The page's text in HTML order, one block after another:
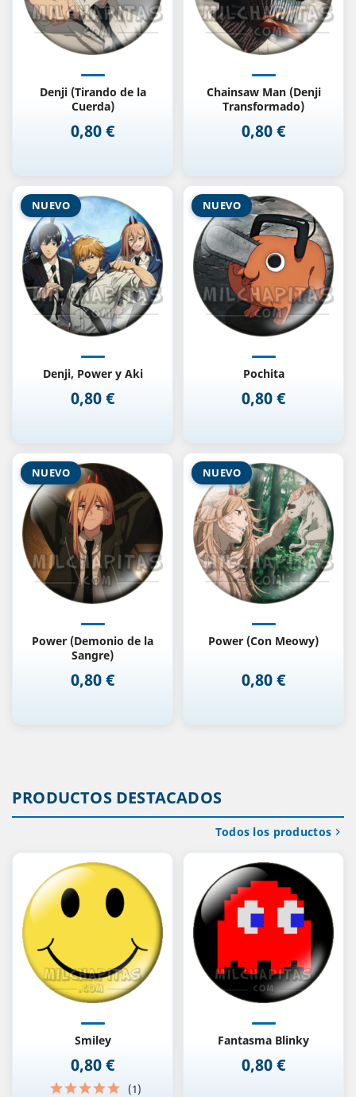
Denji (Tirando de la
Cuerda)
Precio
0,80 €
Chainsaw Man (Denji
Transformado)
Precio
0,80 €
Denji, Power y Aki
Precio
0,80 €
NUEVO
Pochita
Precio
0,80 €
NUEVO
Power (Demonio de la
Sangre)
Precio
0,80 €
NUEVO
Power (Con Meowy)
Precio
0,80 €
NUEVO
PRODUCTOS DESTACADOS
Smiley
Precio
0,80 €
(1)
Fantasma Blinky
Precio
0,80 €
Todos los productos 